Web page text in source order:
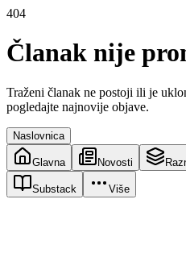
404
Članak nije
Traženi članak ne postoji ili je
pogledajte najnovije objave.
Naslovnica
Glavna Novosti
Substack Više